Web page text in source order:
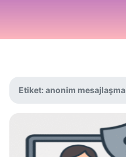
Etiket: anonim mesajlaşma